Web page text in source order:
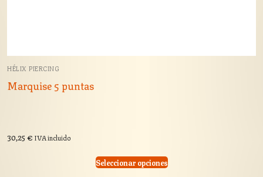
HÉLIX PIERCING
Marquise 5 puntas
30,25€ IVA incluido
Seleccionar opciones